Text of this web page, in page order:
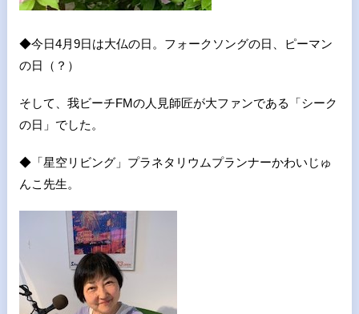
◆今日4月9日は大仏の日。フォークソングの日、ピーマン
の日（？）
そして、我ビーチFMの人見師匠が大ファンである「シーク
の日」でした。
◆「星空リビング」プラネタリウムプランナーかわいじゅ
んこ先生。